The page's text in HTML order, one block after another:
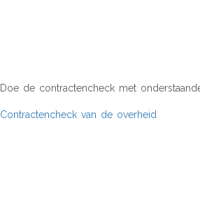
Doe de contractencheck met
Contractencheck van de overheid